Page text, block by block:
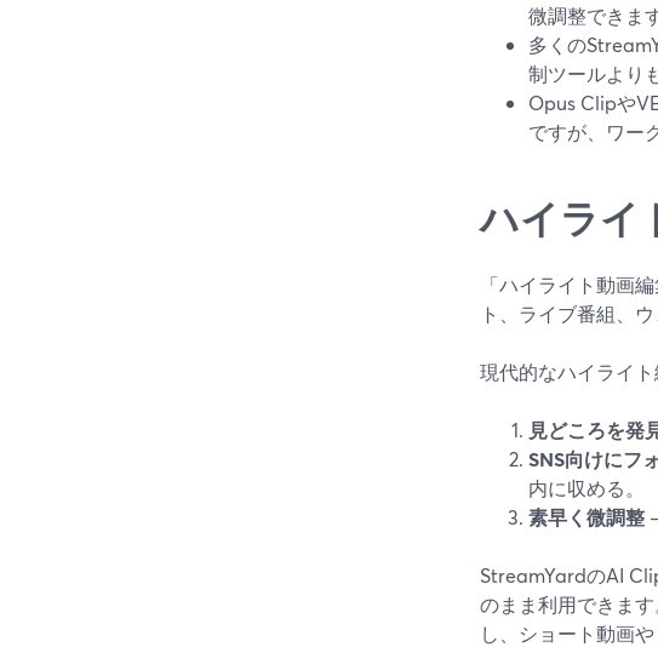
微調整できま
多くの
制ツールより
Opus Clipや
ですが、ワー
ハイライ
「ハイライト動画
ト、ライブ番組、
現代的なハイライ
見どころを発
SNS向けにフ
内に収める。
素早く微調整
StreamYardのAI
のまま利用できま
し、ショート動画